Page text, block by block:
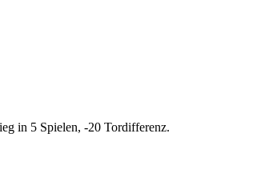
in 5 Spielen, -20 Tordifferenz.